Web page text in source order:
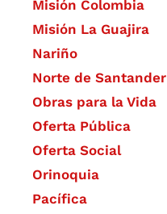
Misión Colombia
Misión La Guajira
Nariño
Norte de Santander
Obras para la Vida
Oferta Pública
Oferta Social​​
Orinoquia
Pacífica